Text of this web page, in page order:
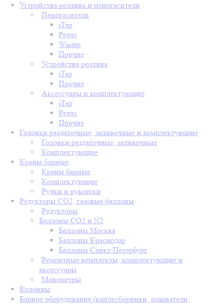
Устройства розлива и пеногасители
Пеногасители
iTap
Pegas
Wintap
Прочие
Устройства розлива
iTap
Прочие
Аксессуары и комплектующие
iTap
Pegas
Прочие
Головки раздаточные, заливочные и комплектующие
Головки раздаточные, заливочные
Комплектующие
Краны барные
Краны барные
Комплектующие
Ручки и рукоятки
Редукторы СО2, газовые баллоны
Редукторы
Баллоны СО2 и N2
Баллоны Москва
Баллоны Краснодар
Баллоны Санкт-Петербург
Ремонтные комплекты, комплектующие и
аксессуары
Манометры
Колонны
Барное оборудование (каплесборники, омыватели,